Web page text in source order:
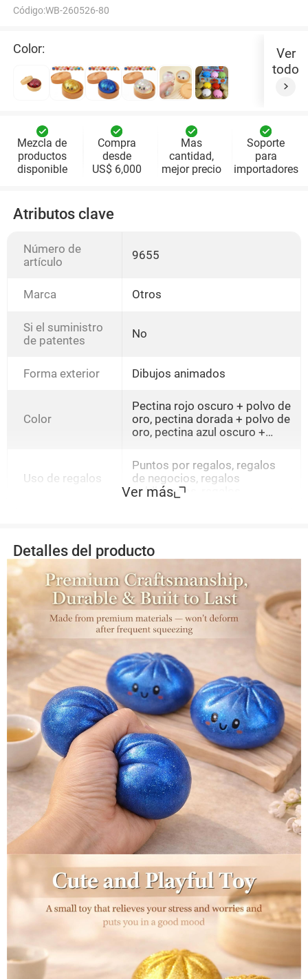
Código:WB-260526-80
Color:
Ver
todo
Mezcla de
productos
disponible
Compra
desde
US$ 6,000
Mas
cantidad,
mejor precio
Soporte
para
importadores
Atributos clave
Número de
artículo
9655
Marca Otros
Si el suministro
de patentes
No
Forma exterior Dibujos animados
Color
Pectina rojo oscuro + polvo de
oro, pectina dorada + polvo de
oro, pectina azul oscuro +
polvo de oro, pectina + cinta
blanca, envasado de harina de
color mixto
Uso de regalos
Puntos por regalos, regalos
de negocios, regalos
publicitarios, regalos
festivales, conmemoraciones
de premios, regalos de
relaciones públicas
Ver más
Detalles del producto